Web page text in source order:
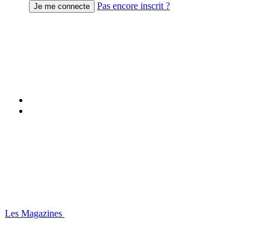
Pas encore inscrit ?
Les Magazines